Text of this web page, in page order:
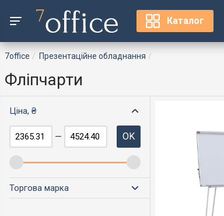
Каталог
7office Презентаційне обладнання
Фліпчарти
Ціна, ₴
— OK
Торгова марка